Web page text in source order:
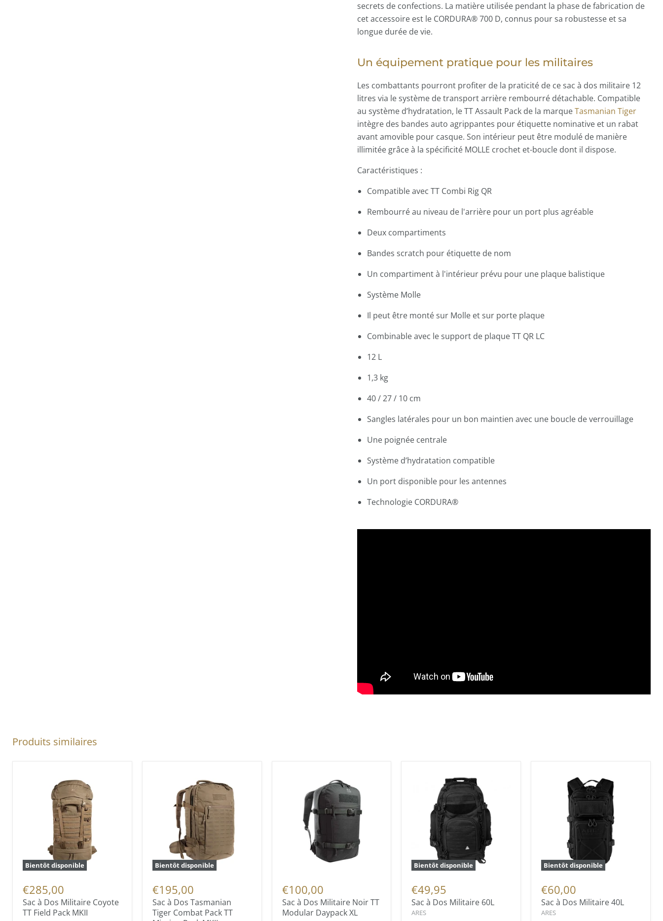
secrets de confections. La matière utilisée pendant la phase de fabrication de
cet accessoire est le CORDURA® 700 D, connus pour sa robustesse et sa
longue durée de vie.
Un équipement pratique pour les militaires
Les combattants pourront profiter de la praticité de ce sac à dos militaire 12
litres via le système de transport arrière rembourré détachable. Compatible
au système d’hydratation, le TT Assault Pack de la marqueTasmanian Tiger
intègre des bandes auto agrippantes pour étiquette nominative et un rabat
avant amovible pour casque. Son intérieur peut être modulé de manière
illimitée grâce à la spécificité MOLLE crochet et-boucle dont il dispose.
Caractéristiques :
Compatible avec TT Combi Rig QR
Rembourré au niveau de l'arrière pour un port plus agréable
Deux compartiments
Bandes scratch pour étiquette de nom
Un compartiment à l'intérieur prévu pour une plaque balistique
Système Molle
Il peut être monté sur Molle et sur porte plaque
Combinable avec le support de plaque TT QR LC
12 L
1,3 kg
40 / 27 / 10 cm
Sangles latérales pour un bon maintien avec une boucle de verrouillage
Une poignée centrale
Système d’hydratation compatible
Un port disponible pour les antennes
Technologie CORDURA®
Produits similaires
Bientôt disponible
€285,00
Sac à Dos Militaire Coyote
TT Field Pack MKII
Bientôt disponible
€195,00
Sac à Dos Tasmanian
Tiger Combat Pack TT
€100,00
Sac à Dos Militaire Noir TT
Modular Daypack XL
Bientôt disponible
€49,95
Sac à Dos Militaire 60L
ARES
Bientôt disponible
€60,00
Sac à Dos Militaire 40L
ARES